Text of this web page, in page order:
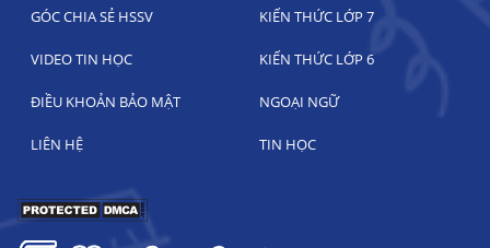
GÓC CHIA SẺ HSSV KIẾN THỨC LỚP 7
VIDEO TIN HỌC KIẾN THỨC LỚP 6
ĐIỀU KHOẢN BẢO MẬT NGOẠI NGỮ
LIÊN HỆ TIN HỌC